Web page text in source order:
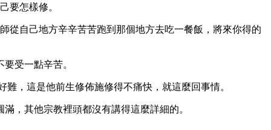
要怎樣修。
自己地方辛辛苦苦跑到那個地方去吃一餐飯，將來你得的
受一點辛苦。
，這是他前生修佈施修得不痛快，就這麼回事情。
，其他宗教裡頭都沒有講得這麼詳細的。